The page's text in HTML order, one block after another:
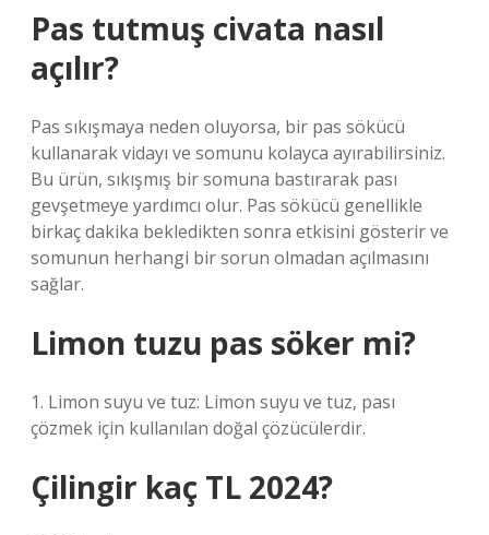
Pas tutmuş civata nasıl
açılır?
Pas sıkışmaya neden oluyorsa, bir pas sökücü
kullanarak vidayı ve somunu kolayca ayırabilirsiniz.
Bu ürün, sıkışmış bir somuna bastırarak pası
gevşetmeye yardımcı olur. Pas sökücü genellikle
birkaç dakika bekledikten sonra etkisini gösterir ve
somunun herhangi bir sorun olmadan açılmasını
sağlar.
Limon tuzu pas söker mi?
1. Limon suyu ve tuz: Limon suyu ve tuz, pası
çözmek için kullanılan doğal çözücülerdir.
Çilingir kaç TL 2024?